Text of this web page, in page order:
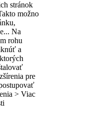
stránok
možno
Na
rohu
a
pre
> Viac